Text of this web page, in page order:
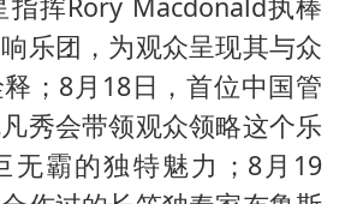
乐团，为观众呈现其与众
；8月18日，首位中国管
秀会带领观众领略这个乐
无霸的独特魅力；8月19